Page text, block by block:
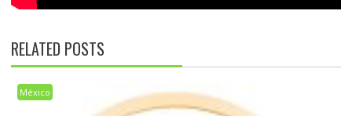
RELATED POSTS
México